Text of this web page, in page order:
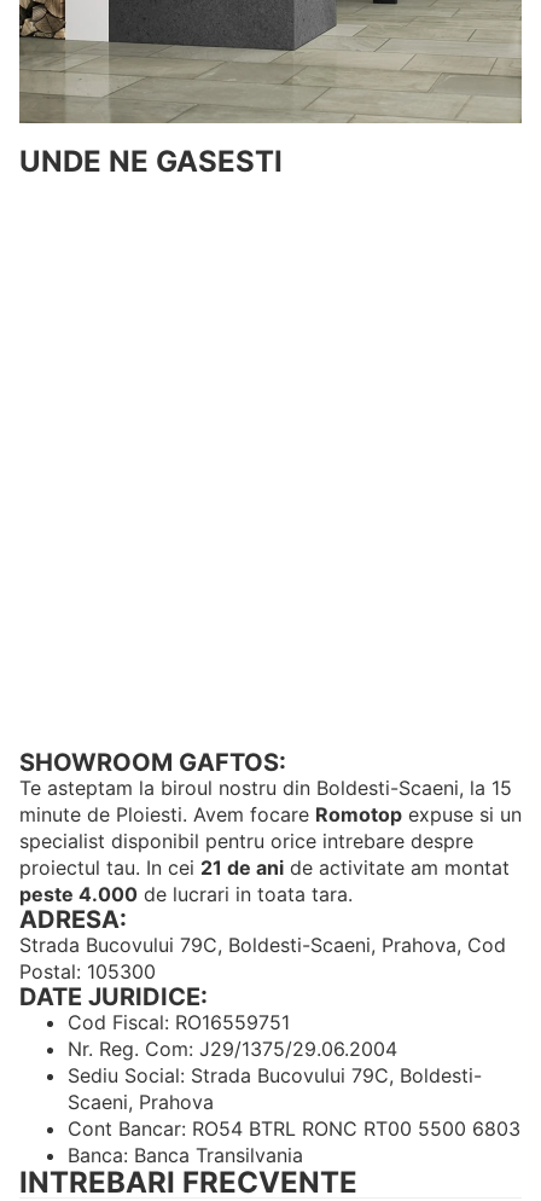
UNDE NE GASESTI
SHOWROOM GAFTOS:
Te asteptam la biroul nostru din Boldesti-Scaeni, la 15
minute de Ploiesti. Avem focare Romotop expuse si un
specialist disponibil pentru orice intrebare despre
proiectul tau. In cei 21 de ani de activitate am montat
peste 4.000 de lucrari in toata tara.
ADRESA:
Strada Bucovului 79C, Boldesti-Scaeni, Prahova, Cod
Postal: 105300
DATE JURIDICE:
Cod Fiscal: RO16559751
Nr. Reg. Com: J29/1375/29.06.2004
Sediu Social: Strada Bucovului 79C, Boldesti-
Scaeni, Prahova
Cont Bancar: RO54 BTRL RONC RT00 5500 6803
Banca: Banca Transilvania
INTREBARI FRECVENTE